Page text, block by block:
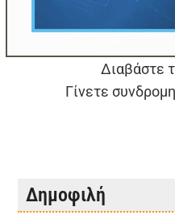
Διαβάστε
Γίνετε
Δημοφιλή